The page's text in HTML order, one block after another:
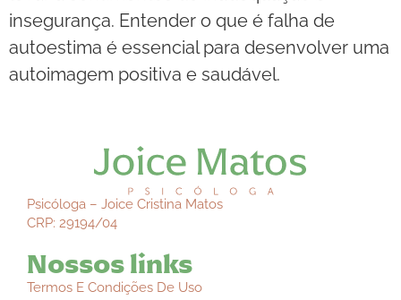
insegurança. Entender o que é falha de
autoestima é essencial para desenvolver uma
autoimagem positiva e saudável.
Psicóloga – Joice Cristina Matos
CRP: 29194/04
Nossos links
Termos E Condições De Uso